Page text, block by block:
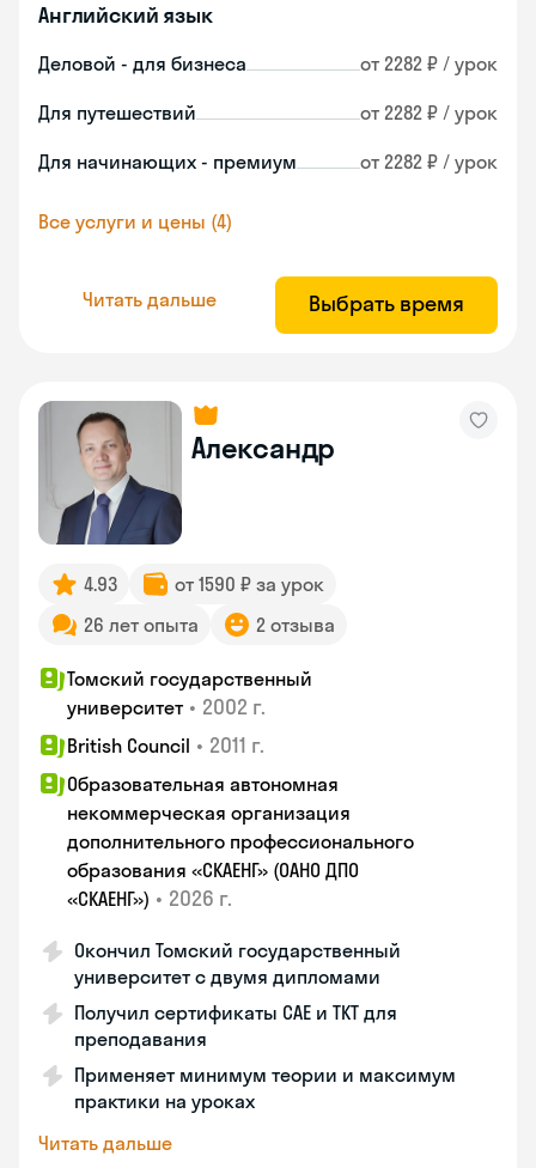
Английский язык
Деловой - для бизнеса от 2282 ₽ / урок
Для путешествий от 2282 ₽ / урок
Для начинающих - премиум от 2282 ₽ / урок
Все услуги и цены (4)
Читать дальше Выбрать время
Александр
4.93
от 1590 ₽ за урок
26 лет опыта
2 отзыва
Томский государственный
университет • 2002 г.
British Council • 2011 г.
Образовательная автономная
некоммерческая организация
дополнительного профессионального
образования «СКАЕНГ» (ОАНО ДПО
«СКАЕНГ») • 2026 г.
Окончил Томский государственный
университет с двумя дипломами
Получил сертификаты CAE и TKT для
преподавания
Применяет минимум теории и максимум
практики на уроках
Читать дальше